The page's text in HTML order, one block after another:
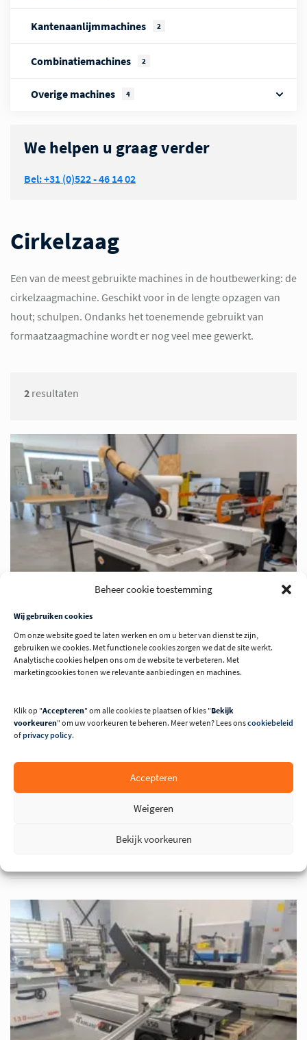
Beheer cookie toestemming
Wij gebruiken cookies
Om onze website goed te laten werken en om u beter van dienst te zijn,
gebruiken we cookies. Met functionele cookies zorgen we dat de site werkt.
Analytische cookies helpen ons om de website te verbeteren. Met
marketingcookies tonen we relevante aanbiedingen en machines.
Klik op "Accepteren" om alle cookies te plaatsen of kies "Bekijk
voorkeuren" om uw voorkeuren te beheren. Meer weten? Lees onscookiebeleid
ofprivacy policy.
Accepteren
Weigeren
Bekijk voorkeuren
Kantenaanlijmmachines 2
Combinatiemachines 2
Overige machines 4
We helpen u graag verder
Bel: +31 (0)522 - 46 14 02
Cirkelzaag
Een van de meest gebruikte machines in de houtbewerking: de
cirkelzaagmachine. Geschikt voor in de lengte opzagen van
hout; schulpen. Ondanks het toenemende gebruikt van
formaatzaagmachine wordt er nog veel mee gewerkt.
2 resultaten
Schulpzaagmachine met zeer grote staat van dienst. Vaak
130 / 625 Premium
BEKIJK MACHINE